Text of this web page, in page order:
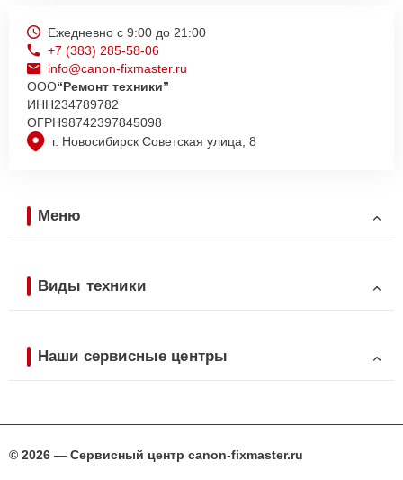
г. Новосибирск Советская улица, 8
Ежедневно с 9:00 до 21:00
+7 (383) 285-58-06
info@canon-fixmaster.ru
ООО“Ремонт техники”
ИНН234789782
ОГРН98742397845098
Меню
Виды техники
Наши сервисные центры
© 2026 — Сервисный центр canon-fixmaster.ru